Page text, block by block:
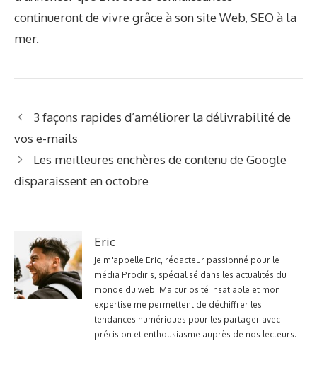
continueront de vivre grâce à son site Web, SEO à la
mer.
3 façons rapides d’améliorer la délivrabilité de
vos e-mails
Les meilleures enchères de contenu de Google
disparaissent en octobre
Eric
Je m'appelle Eric, rédacteur passionné pour le
média Prodiris, spécialisé dans les actualités du
monde du web. Ma curiosité insatiable et mon
expertise me permettent de déchiffrer les
tendances numériques pour les partager avec
précision et enthousiasme auprès de nos lecteurs.